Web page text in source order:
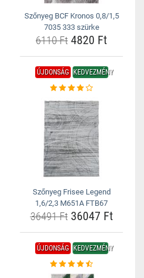
Szőnyeg BCF Kronos 0,8/1,5
7035 333 szürke
6110 Ft 4820 Ft
ÚJDONSÁG KEDVEZMÉNY
Szőnyeg Frisee Legend
1,6/2,3 M651A FTB67
36491 Ft36047 Ft
ÚJDONSÁG KEDVEZMÉNY